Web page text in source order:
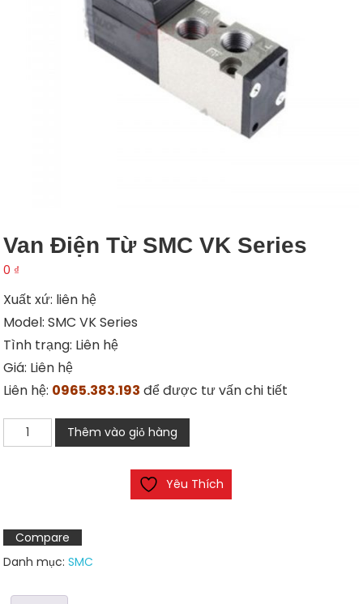
Van Điện Từ SMC VK Series
0 ₫
Xuất xứ: liên hệ
Model: SMC VK Series
Tình trạng: Liên hệ
Giá: Liên hệ
Liên hệ: 0965.383.193 để được tư vấn chi tiết
điện
Series
số
lượng
Thêm vào giỏ hàng
Yêu Thích
Compare
Danh mục:SMC